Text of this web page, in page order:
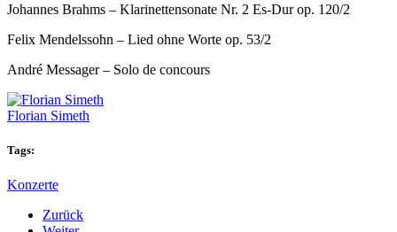
Johannes Brahms – Klarinettensonate Nr. 2 Es-Dur op. 120/2
Felix Mendelssohn – Lied ohne Worte op. 53/2
André Messager – Solo de concours
Florian Simeth
Tags:
Konzerte
Zurück